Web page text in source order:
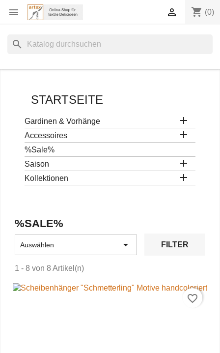
 shopping_cart (0)

search
STARTSEITE
Gardinen & Vorhänge 
Accessoires 
%Sale%
Saison

Kollektionen 
%SALE%
Auswählen  FILTER
1 - 8 von 8 Artikel(n)
favorite_border